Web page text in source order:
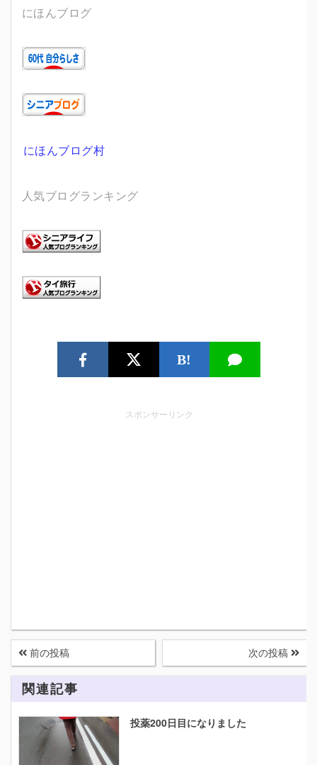
にほんブログ
にほんブログ村
人気ブログランキング
B!
スポンサーリンク
前の投稿 次の投稿
関連記事
投薬200日目になりました